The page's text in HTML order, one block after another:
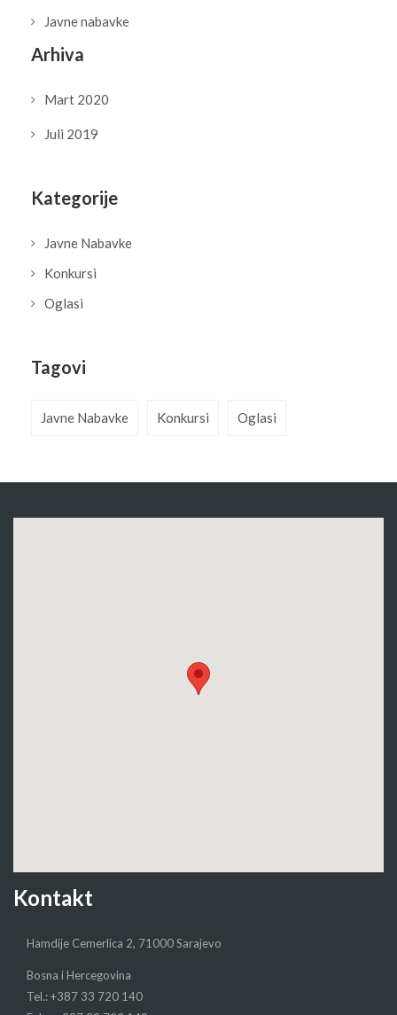
Javne nabavke
Arhiva
Mart 2020
Juli 2019
Kategorije
Javne Nabavke
Konkursi
Oglasi
Tagovi
Javne Nabavke Konkursi Oglasi
Kontakt
Hamdije Cemerlica 2, 71000 Sarajevo
Bosna i Hercegovina
Tel.: +387 33 720 140